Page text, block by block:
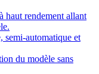
haut rendement allant
semi-automatique et
du modèle sans